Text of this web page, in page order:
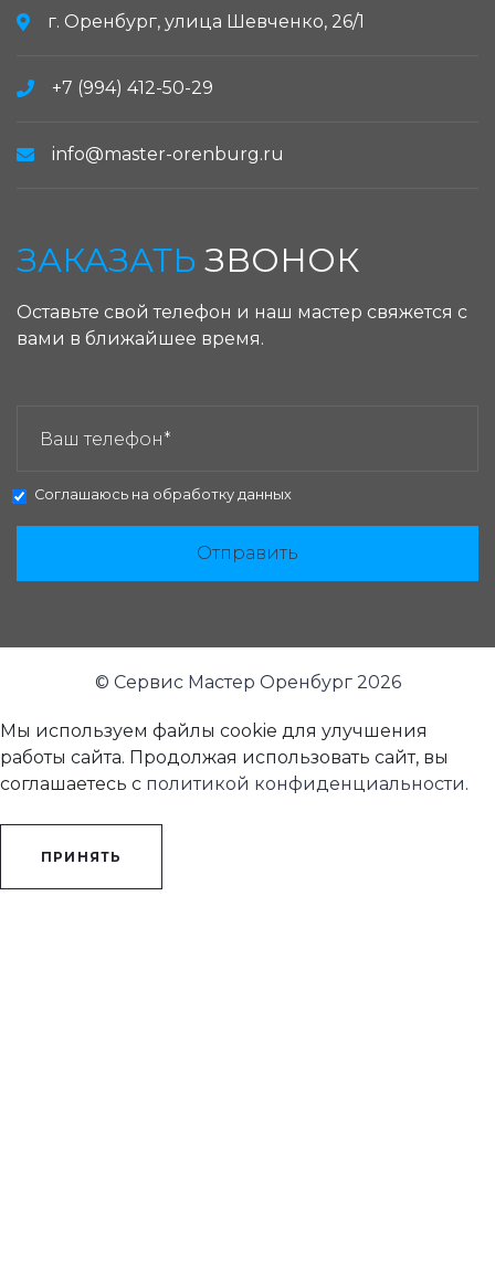
г. Оренбург, улица Шевченко, 26/1
+7 (994) 412-50-29
info@master-orenburg.ru
ЗАКАЗАТЬ ЗВОНОК
Оставьте свой телефон и наш мастер свяжется с
вами в ближайшее время.
Соглашаюсь на обработку данных
Отправить
© Сервис Мастер Оренбург 2026
Мы используем файлы cookie для улучшения
работы сайта. Продолжая использовать сайт, вы
соглашаетесь с политикой конфиденциальности.
ПРИНЯТЬ